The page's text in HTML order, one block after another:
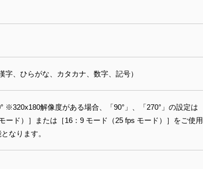
、ひらがな、カタカナ、数字、記号）
※320x180解像度がある場合、「90°」、「270°」の設定は
ド）］または［16：9 モード（25 fps モード）］をご使用
なります。